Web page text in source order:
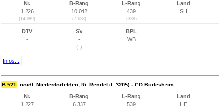
Nr.
1.226
(14.089)
B-Rang
10.042
(7.638)
L-Rang
439
(338)
Land
SH
DTV
-
SV
-
(-)
BPL
WB
Infos...
B 521 nördl. Niederdorfelden, Ri. Rendel (L 3205) - OD Büdesheim
Nr.
1.227
B-Rang
6.337
L-Rang
539
Land
HE